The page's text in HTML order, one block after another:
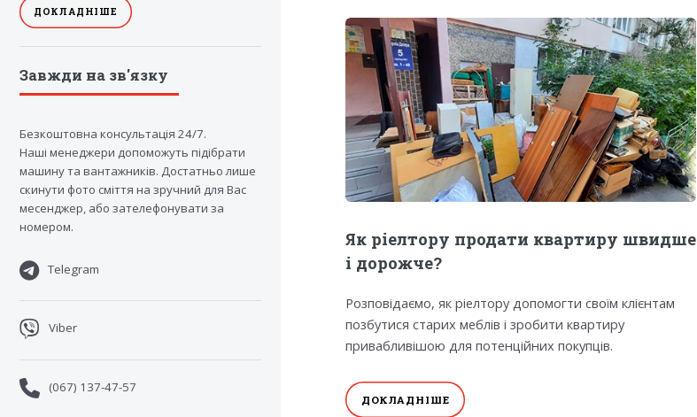
Як ріелтору продати квартиру швидше
і дорожче?
Розповідаємо, як ріелтору допомогти своїм клієнтам
позбутися старих меблів і зробити квартиру
привабливішою для потенційних покупців.
ДОКЛАДНІШЕ
ДОКЛАДНІШЕ
Завжди на зв'язку
Безкоштовна консультація 24/7.
Наші менеджери допоможуть підібрати
машину та вантажників. Достатньо лише
скинути фото сміття на зручний для Вас
месенджер, або зателефонувати за
номером.
Telegram
Viber
(067) 137-47-57